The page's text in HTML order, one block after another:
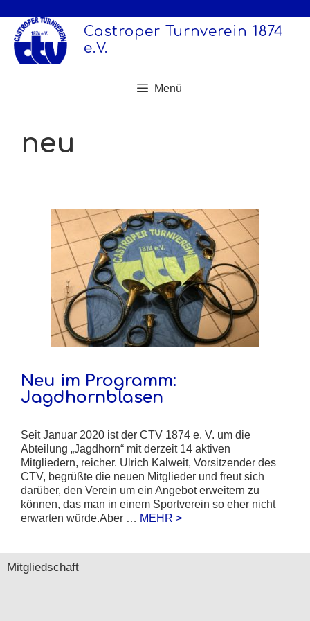
Inhalt
springen
Castroper Turnverein 1874
e.V.
Menü
neu
Neu im Programm:
Jagdhornblasen
Seit Januar 2020 ist der CTV 1874 e. V. um die
Abteilung „Jagdhorn“ mit derzeit 14 aktiven
Mitgliedern, reicher. Ulrich Kalweit, Vorsitzender des
CTV, begrüßte die neuen Mitglieder und freut sich
darüber, den Verein um ein Angebot erweitern zu
können, das man in einem Sportverein so eher nicht
erwarten würde.Aber … MEHR >
Mitgliedschaft